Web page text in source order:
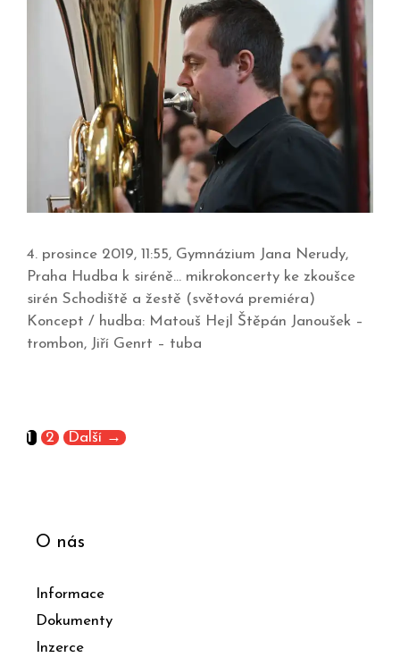
4. prosince 2019, 11:55, Gymnázium Jana Nerudy,
Praha Hudba k siréně… mikrokoncerty ke zkoušce
sirén Schodiště a žestě (světová premiéra)
Koncept / hudba: Matouš Hejl Štěpán Janoušek –
trombon, Jiří Genrt – tuba
1 2 Další →
O nás
Informace
Dokumenty
Inzerce